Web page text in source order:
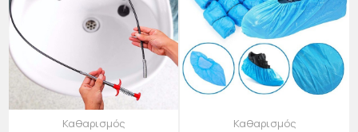
Καθαρισμός Καθαρισμός